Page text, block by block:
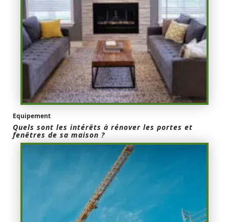
Equipement
Quels sont les intérêts à rénover les portes et
fenêtres de sa maison ?